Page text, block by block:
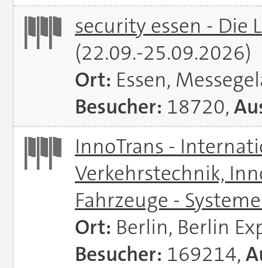
security essen - Die
(22.09.-25.09.2026)
Ort: Essen,
Besucher: 18720,
InnoTrans -
Verkehrstechnik,
Fahrzeuge -
Ort: Berlin, Berlin
Besucher: 169214,